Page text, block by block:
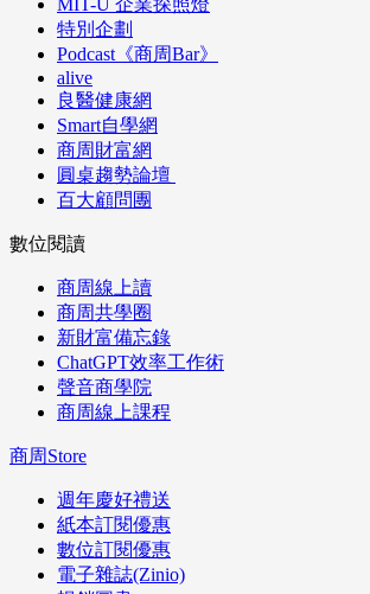
MIT-U 企業探照燈
特別企劃
Podcast《商周Bar》
alive
良醫健康網
Smart自學網
商周財富網
圓桌趨勢論壇
百大顧問團
數位閱讀
商周線上讀
商周共學圈
新財富備忘錄
ChatGPT效率工作術
聲音商學院
商周線上課程
商周Store
週年慶好禮送
紙本訂閱優惠
數位訂閱優惠
電子雜誌(Zinio)